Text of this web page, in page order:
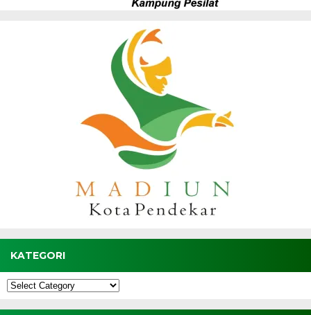
KATEGORI
Kategori